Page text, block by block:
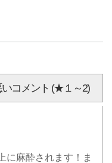
コメント (★１～2)
に麻酔されます！ま